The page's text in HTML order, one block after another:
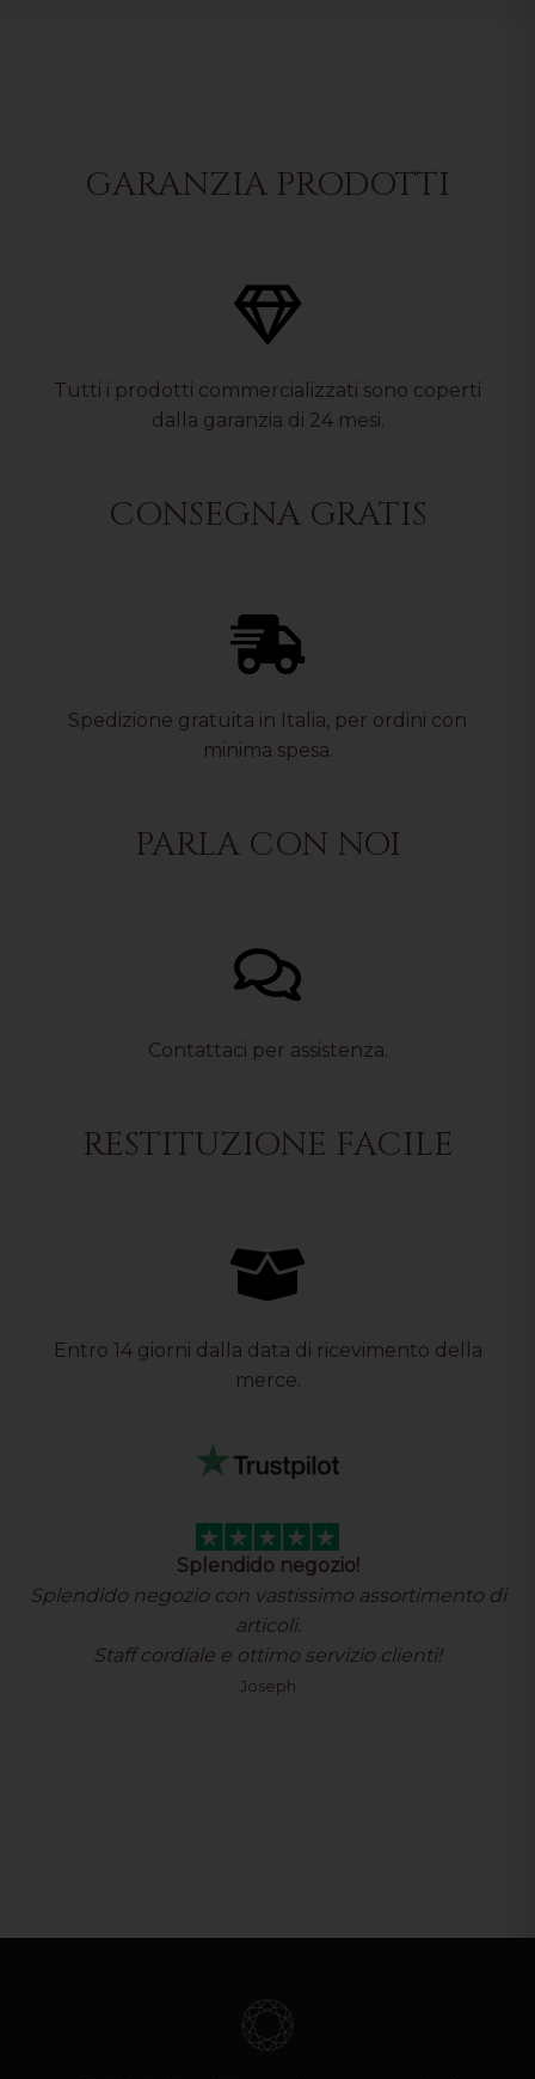
GARANZIA PRODOTTI
Tutti i prodotti commercializzati sono coperti
dalla garanzia di 24 mesi.
CONSEGNA GRATIS
Spedizione gratuita in Italia, per ordini con
minima spesa.
PARLA CON NOI
Contattaci per assistenza.
RESTITUZIONE FACILE
Entro 14 giorni dalla data di ricevimento della
merce.
Splendido negozio!
Splendido negozio con vastissimo assortimento di
articoli.
Staff cordiale e ottimo servizio clienti!
Joseph